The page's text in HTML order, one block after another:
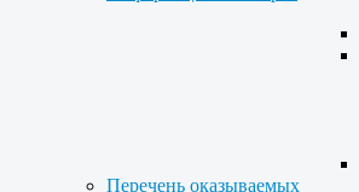
Перечень оказываемых